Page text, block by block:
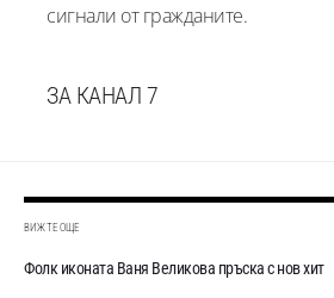
сигнали от гражданите.
ЗА КАНАЛ 7
ВИЖТЕ ОЩЕ
Фолк иконата Ваня Великова пръска с нов хит